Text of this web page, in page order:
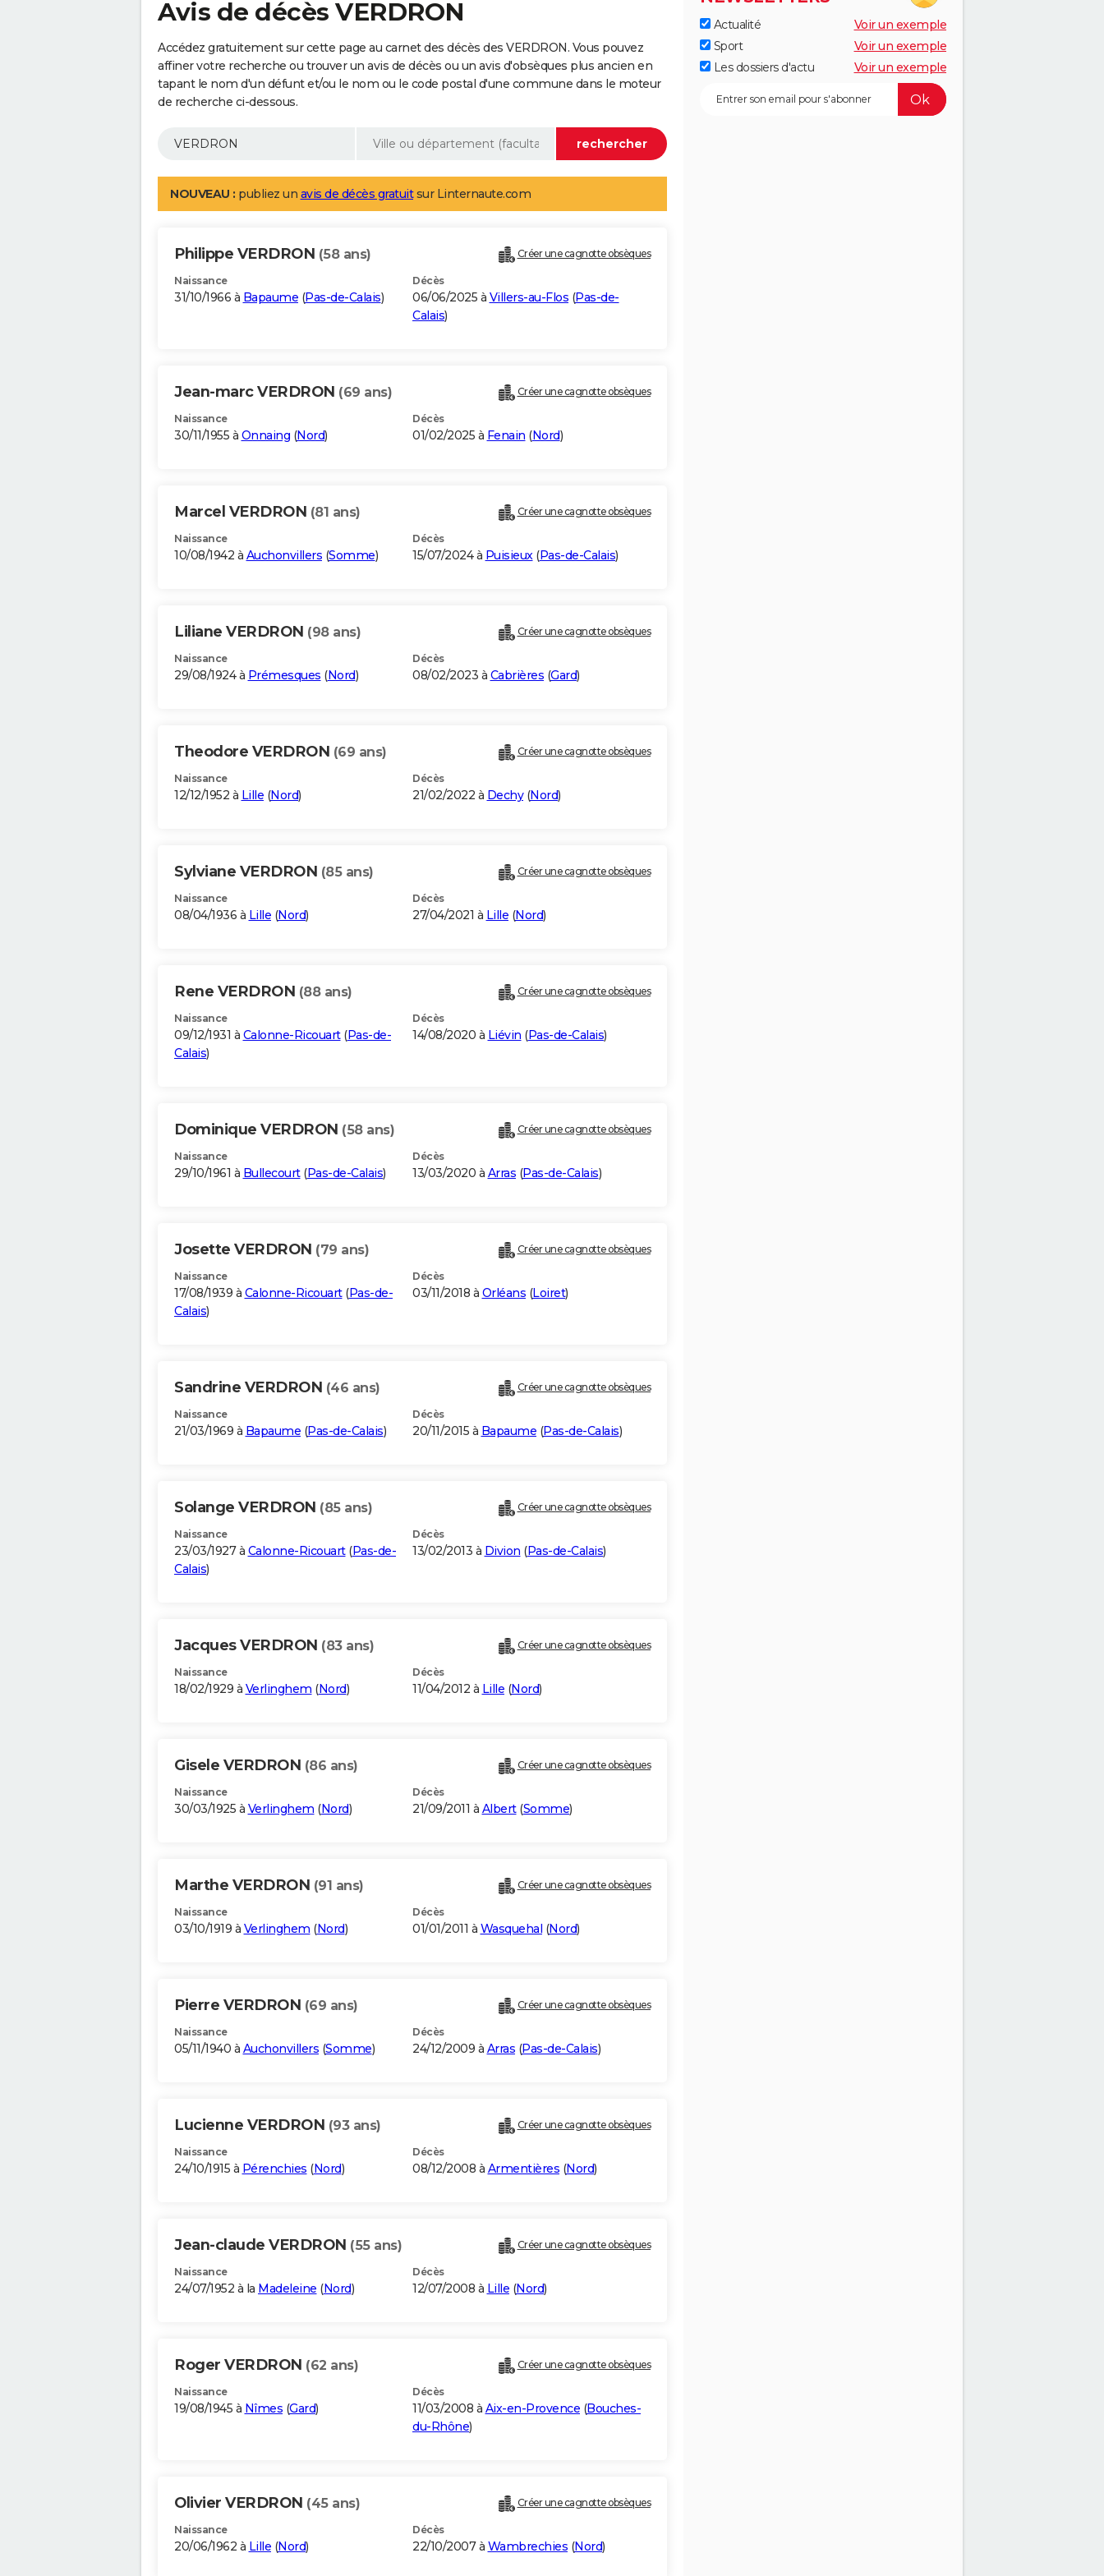
Avis de décès VERDRON
Accédez gratuitement sur cette page au carnet des décès des VERDRON. Vous pouvez
affiner votre recherche ou trouver un avis de décès ou un avis d'obsèques plus ancien en
tapant le nom d'un défunt et/ou le nom ou le code postal d'une commune dans le moteur
de recherche ci-dessous.
NOUVEAU : publiez un avis de décès gratuitsur Linternaute.com
Philippe VERDRON (58 ans) Créer une cagnotte obsèques
Naissance
31/10/1966 à Bapaume (Pas-de-Calais)
Décès
06/06/2025 à Villers-au-Flos (Pas-de-
Calais)
Jean-marc VERDRON (69 ans) Créer une cagnotte obsèques
Naissance
30/11/1955 à Onnaing (Nord)
Décès
01/02/2025 à Fenain (Nord)
Marcel VERDRON (81 ans) Créer une cagnotte obsèques
Naissance
10/08/1942 à Auchonvillers (Somme)
Décès
15/07/2024 à Puisieux(Pas-de-Calais)
Liliane VERDRON (98 ans) Créer une cagnotte obsèques
Naissance
29/08/1924 à Prémesques (Nord)
Décès
08/02/2023 à Cabrières (Gard)
Theodore VERDRON (69 ans) Créer une cagnotte obsèques
Naissance
12/12/1952 à Lille (Nord)
Décès
21/02/2022 à Dechy(Nord)
Sylviane VERDRON (85 ans) Créer une cagnotte obsèques
Naissance
08/04/1936 à Lille (Nord)
Décès
27/04/2021 à Lille (Nord)
Rene VERDRON (88 ans) Créer une cagnotte obsèques
Naissance
09/12/1931 à Calonne-Ricouart(Pas-de-
Calais)
Décès
14/08/2020 à Liévin (Pas-de-Calais)
Dominique VERDRON (58 ans) Créer une cagnotte obsèques
Naissance
29/10/1961 à Bullecourt(Pas-de-Calais)
Décès
13/03/2020 à Arras (Pas-de-Calais)
Josette VERDRON (79 ans) Créer une cagnotte obsèques
Naissance
17/08/1939 à Calonne-Ricouart(Pas-de-
Calais)
Décès
03/11/2018 à Orléans (Loiret)
Sandrine VERDRON (46 ans) Créer une cagnotte obsèques
Naissance
21/03/1969 à Bapaume (Pas-de-Calais)
Décès
20/11/2015 à Bapaume (Pas-de-Calais)
Solange VERDRON (85 ans) Créer une cagnotte obsèques
Naissance
23/03/1927 à Calonne-Ricouart(Pas-de-
Calais)
Décès
13/02/2013 à Divion (Pas-de-Calais)
Jacques VERDRON (83 ans) Créer une cagnotte obsèques
Naissance
18/02/1929 à Verlinghem (Nord)
Décès
11/04/2012 à Lille (Nord)
Gisele VERDRON (86 ans) Créer une cagnotte obsèques
Naissance
30/03/1925 à Verlinghem (Nord)
Décès
21/09/2011 à Albert(Somme)
Marthe VERDRON (91 ans) Créer une cagnotte obsèques
Naissance
03/10/1919 à Verlinghem (Nord)
Décès
01/01/2011 à Wasquehal (Nord)
Pierre VERDRON (69 ans) Créer une cagnotte obsèques
Naissance
05/11/1940 à Auchonvillers (Somme)
Décès
24/12/2009 à Arras (Pas-de-Calais)
Lucienne VERDRON (93 ans) Créer une cagnotte obsèques
Naissance
24/10/1915 à Pérenchies (Nord)
Décès
08/12/2008 à Armentières (Nord)
Jean-claude VERDRON (55 ans) Créer une cagnotte obsèques
Naissance
24/07/1952 à la Madeleine (Nord)
Décès
12/07/2008 à Lille (Nord)
Roger VERDRON (62 ans) Créer une cagnotte obsèques
Naissance
19/08/1945 à Nîmes (Gard)
Décès
11/03/2008 à Aix-en-Provence (Bouches-
du-Rhône)
Olivier VERDRON (45 ans) Créer une cagnotte obsèques
Naissance
20/06/1962 à Lille (Nord)
Décès
22/10/2007 à Wambrechies (Nord)
Actualité
Voir un exemple
Sport
Voir un exemple
Les dossiers d'actu
Voir un exemple